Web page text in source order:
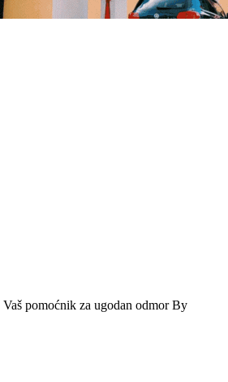
Vaš pomoćnik za ugodan odmor By